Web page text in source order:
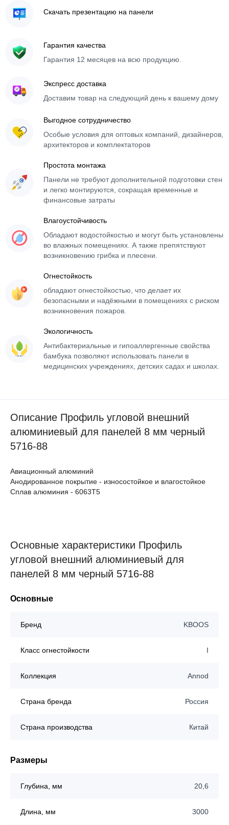
Скачать презентацию на панели
Гарантия качества
Гарантия 12 месяцев на всю продукцию.
Экспресс доставка
Доставим товар на следующий день к вашему дому
Выгодное сотрудничество
Особые условия для оптовых компаний, дизайнеров,
архитекторов и комплектаторов
Простота монтажа
Панели не требуют дополнительной подготовки стен
и легко монтируются, сокращая временные и
финансовые затраты
Влагоустойчивость
Обладают водостойкостью и могут быть установлены
во влажных помещениях. А также препятствуют
возникновению грибка и плесени.
Огнестойкость
обладают огнестойкостью, что делает их
безопасными и надёжными в помещениях с риском
возникновения пожаров.
Экологичность
Антибактериальные и гипоаллергенные свойства
бамбука позволяют использовать панели в
медицинских учреждениях, детских садах и школах.
Описание Профиль угловой внешний
алюминиевый для панелей 8 мм черный
5716-88
Авиационный алюминий
Анодированное покрытие - износостойкое и влагостойкое
Сплав алюминия - 6063Т5
Основные характеристики Профиль
угловой внешний алюминиевый для
панелей 8 мм черный 5716-88
Основные
Бренд KBOOS
Класс огнестойкости I
Коллекция Annod
Страна бренда Россия
Страна производства Китай
Размеры
Глубина, мм 20,6
Длина, мм 3000